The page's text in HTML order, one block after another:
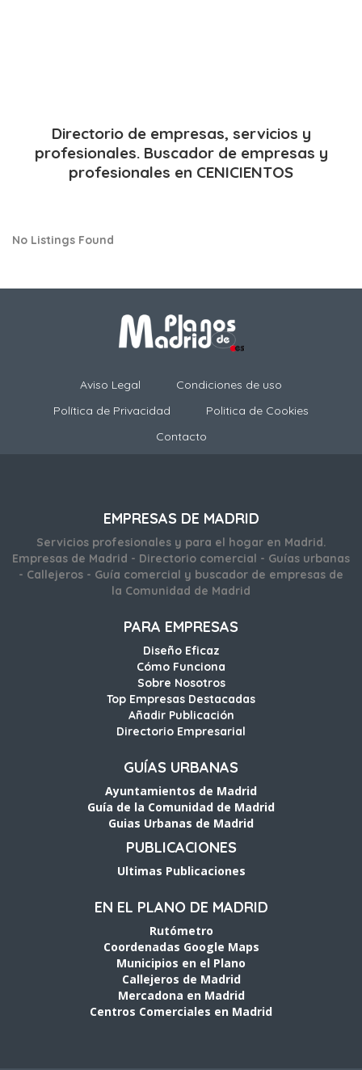
Directorio de empresas, servicios y
profesionales. Buscador de empresas y
profesionales en CENICIENTOS
No Listings Found
Aviso Legal
Condiciones de uso
Política de Privacidad
Politica de Cookies
Contacto
EMPRESAS DE MADRID
Servicios profesionales y para el hogar en Madrid.
Empresas de Madrid - Directorio comercial - Guías urbanas
- Callejeros - Guía comercial y buscador de empresas de
la Comunidad de Madrid
PARA EMPRESAS
Diseño Eficaz
Cómo Funciona
Sobre Nosotros
Top Empresas Destacadas
Añadir Publicación
Directorio Empresarial
GUÍAS URBANAS
Ayuntamientos de Madrid
Guía de la Comunidad de Madrid
Guias Urbanas de Madrid
PUBLICACIONES
Ultimas Publicaciones
EN EL PLANO DE MADRID
Rutómetro
Coordenadas Google Maps
Municipios en el Plano
Callejeros de Madrid
Mercadona en Madrid
Centros Comerciales en Madrid